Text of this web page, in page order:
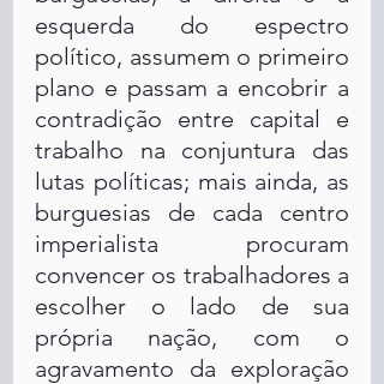
esquerda do espectro
político, assumem o primeiro
plano e passam a encobrir a
contradição entre capital e
trabalho na conjuntura das
lutas políticas; mais ainda, as
burguesias de cada centro
imperialista procuram
convencer os trabalhadores a
escolher o lado de sua
própria nação, com o
agravamento da exploração